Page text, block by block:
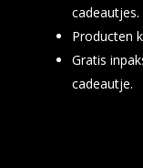
cadeautjes.
Producten
Gratis
cadeautje.